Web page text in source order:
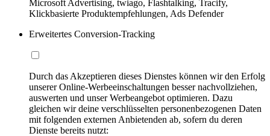
Microsoft Advertising, twiago, Flashtalking, Tracify,
Klickbasierte Produktempfehlungen, Ads Defender
Erweitertes Conversion-Tracking
Durch das Akzeptieren dieses Dienstes können wir den Erfolg
unserer Online-Werbeeinschaltungen besser nachvollziehen,
auswerten und unser Werbeangebot optimieren. Dazu
gleichen wir deine verschlüsselten personenbezogenen Daten
mit folgenden externen Anbietenden ab, sofern du deren
Dienste bereits nutzt: